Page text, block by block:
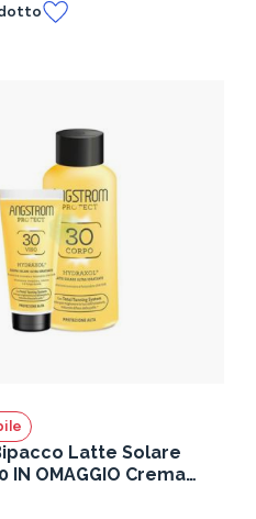
Latte Solare
IN OMAGGIO Crema